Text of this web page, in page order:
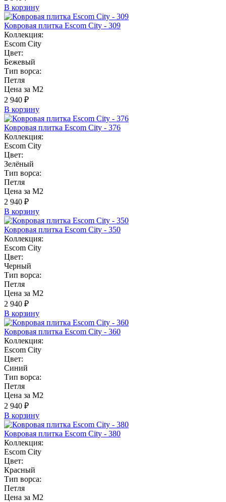
В корзину
Ковровая плитка Escom City - 309
Коллекция:
Escom City
Цвет:
Бежевый
Тип ворса:
Петля
Цена за М2
2 940 ₽
В корзину
Ковровая плитка Escom City - 376
Коллекция:
Escom City
Цвет:
Зелёный
Тип ворса:
Петля
Цена за М2
2 940 ₽
В корзину
Ковровая плитка Escom City - 350
Коллекция:
Escom City
Цвет:
Черный
Тип ворса:
Петля
Цена за М2
2 940 ₽
В корзину
Ковровая плитка Escom City - 360
Коллекция:
Escom City
Цвет:
Синий
Тип ворса:
Петля
Цена за М2
2 940 ₽
В корзину
Ковровая плитка Escom City - 380
Коллекция:
Escom City
Цвет:
Красный
Тип ворса:
Петля
Цена за М2